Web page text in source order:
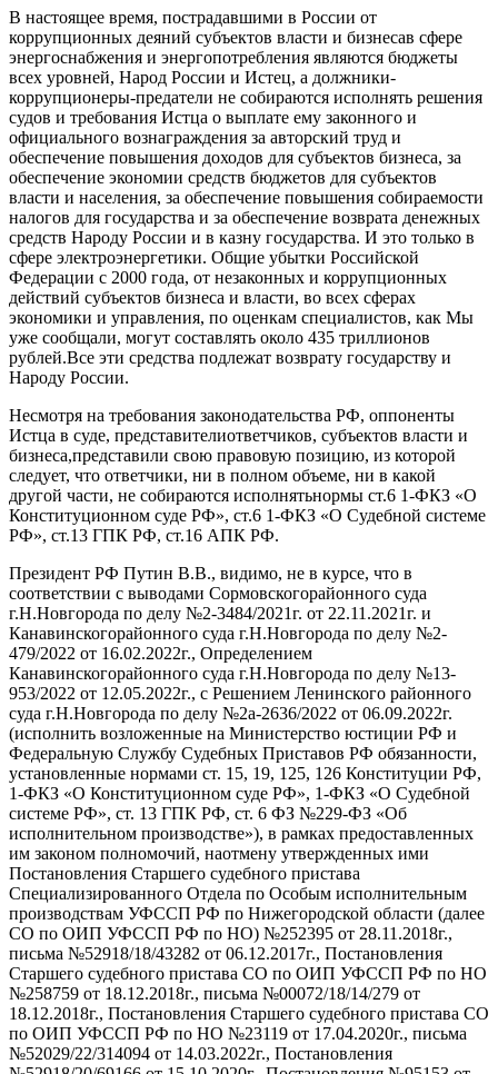
В настоящее время, пострадавшими в России от
коррупционных деяний субъектов власти и бизнесав сфере
энергоснабжения и энергопотребления являются бюджеты
всех уровней, Народ России и Истец, а должники-
коррупционеры-предатели не собираются исполнять решения
судов и требования Истца о выплате ему законного и
официального вознаграждения за авторский труд и
обеспечение повышения доходов для субъектов бизнеса, за
обеспечение экономии средств бюджетов для субъектов
власти и населения, за обеспечение повышения собираемости
налогов для государства и за обеспечение возврата денежных
средств Народу России и в казну государства. И это только в
сфере электроэнергетики. Общие убытки Российской
Федерации с 2000 года, от незаконных и коррупционных
действий субъектов бизнеса и власти, во всех сферах
экономики и управления, по оценкам специалистов, как Мы
уже сообщали, могут составлять около 435 триллионов
рублей.Все эти средства подлежат возврату государству и
Народу России.
Несмотря на требования законодательства РФ, оппоненты
Истца в суде, представителиответчиков, субъектов власти и
бизнеса,представили свою правовую позицию, из которой
следует, что ответчики, ни в полном объеме, ни в какой
другой части, не собираются исполнятьнормы ст.6 1-ФКЗ «О
Конституционном суде РФ», ст.6 1-ФКЗ «О Судебной системе
РФ», ст.13 ГПК РФ, ст.16 АПК РФ.
Президент РФ Путин В.В., видимо, не в курсе, что в
соответствии с выводами Сормовскогорайонного суда
г.Н.Новгорода по делу №2-3484/2021г. от 22.11.2021г. и
Канавинскогорайонного суда г.Н.Новгорода по делу №2-
479/2022 от 16.02.2022г., Определением
Канавинскогорайонного суда г.Н.Новгорода по делу №13-
953/2022 от 12.05.2022г., с Решением Ленинского районного
суда г.Н.Новгорода по делу №2а-2636/2022 от 06.09.2022г.
(исполнить возложенные на Министерство юстиции РФ и
Федеральную Службу Судебных Приставов РФ обязанности,
установленные нормами ст. 15, 19, 125, 126 Конституции РФ,
1-ФКЗ «О Конституционном суде РФ», 1-ФКЗ «О Судебной
системе РФ», ст. 13 ГПК РФ, ст. 6 ФЗ №229-ФЗ «Об
исполнительном производстве»), в рамках предоставленных
им законом полномочий, наотмену утвержденных ими
Постановления Старшего судебного пристава
Специализированного Отдела по Особым исполнительным
производствам УФССП РФ по Нижегородской области (далее
СО по ОИП УФССП РФ по НО) №252395 от 28.11.2018г.,
письма №52918/18/43282 от 06.12.2017г., Постановления
Старшего судебного пристава СО по ОИП УФССП РФ по НО
№258759 от 18.12.2018г., письма №00072/18/14/279 от
18.12.2018г., Постановления Старшего судебного пристава СО
по ОИП УФССП РФ по НО №23119 от 17.04.2020г., письма
№52029/22/314094 от 14.03.2022г., Постановления